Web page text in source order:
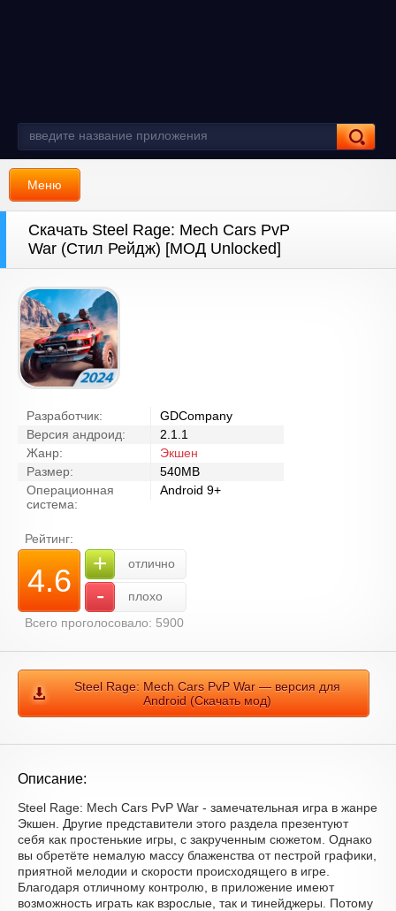
Меню
Скачать Steel Rage: Mech Cars PvP
War (Стил Рейдж) [МОД Unlocked]
Разработчик:
GDCompany
Версия андроид:
2.1.1
Жанр:
Экшен
Размер:
540MB
Операционная
система:
Android 9+
Рейтинг:
4.6 + отлично
-
плохо
Всего проголосовало: 5900
Steel Rage: Mech Cars PvP War — версия для
Android (Скачать мод)
Описание:
Steel Rage: Mech Cars PvP War - замечательная игра в жанре
Экшен. Другие представители этого раздела презентуют
себя как простенькие игры, с закрученным сюжетом. Однако
вы обретёте немалую массу блаженства от пестрой графики,
приятной мелодии и скорости происходящего в игре.
Благодаря отличному контролю, в приложение имеют
возможность играть как взрослые, так и тинейджеры. Потому